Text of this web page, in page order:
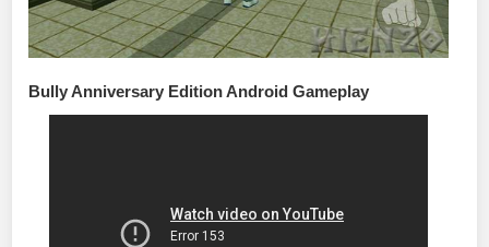
Bully Anniversary Edition Android Gameplay